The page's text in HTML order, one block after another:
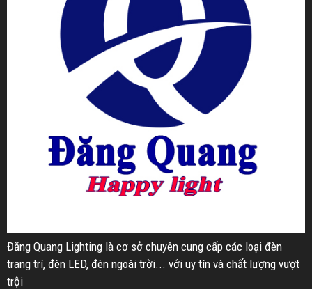
Đăng Quang Lighting là cơ sở chuyên cung cấp các loại đèn
trang trí, đèn LED, đèn ngoài trời... với uy tín và chất lượng vượt
trội